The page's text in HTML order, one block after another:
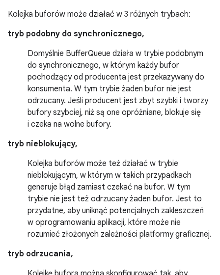
Kolejka buforów może działać w 3 różnych trybach:
tryb podobny do synchronicznego,
Domyślnie BufferQueue działa w trybie podobnym
do synchronicznego, w którym każdy bufor
pochodzący od producenta jest przekazywany do
konsumenta. W tym trybie żaden bufor nie jest
odrzucany. Jeśli producent jest zbyt szybki i tworzy
bufory szybciej, niż są one opróżniane, blokuje się
i czeka na wolne bufory.
tryb nieblokujący,
Kolejka buforów może też działać w trybie
nieblokującym, w którym w takich przypadkach
generuje błąd zamiast czekać na bufor. W tym
trybie nie jest też odrzucany żaden bufor. Jest to
przydatne, aby uniknąć potencjalnych zakleszczeń
w oprogramowaniu aplikacji, które może nie
rozumieć złożonych zależności platformy graficznej.
tryb odrzucania,